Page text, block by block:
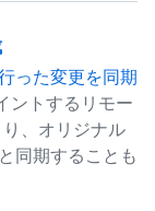
った変更を同期
ントするリモー
、オリジナル
同期することも